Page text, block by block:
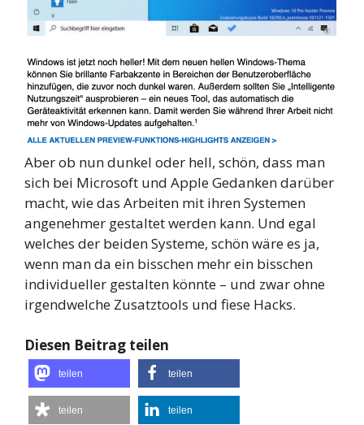
Aber ob nun dunkel oder hell, schön, dass man
sich bei Microsoft und Apple Gedanken darüber
macht, wie das Arbeiten mit ihren Systemen
angenehmer gestaltet werden kann. Und egal
welches der beiden Systeme, schön wäre es ja,
wenn man da ein bisschen mehr ein bisschen
individueller gestalten könnte – und zwar ohne
irgendwelche Zusatztools und fiese Hacks.
Diesen Beitrag teilen
teilen teilen
teilen teilen